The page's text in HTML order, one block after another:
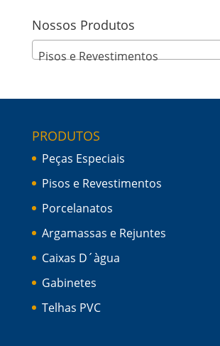
Nossos Produtos
Pisos e Revestimentos
PRODUTOS
Peças Especiais
Pisos e Revestimentos
Porcelanatos
Argamassas e Rejuntes
Caixas D´àgua
Gabinetes
Telhas PVC